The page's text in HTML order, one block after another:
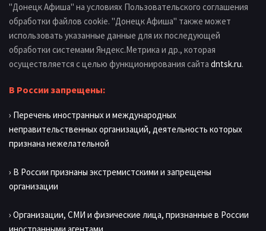
"Донецк Афиша" на условиях Пользовательского соглашения
обработки файлов cookie. "Донецк Афиша" также может
использовать указанные данные для их последующей
обработки системами Яндекс.Метрика и др., которая
осуществляется с целью функционирования сайта dntsk.ru.
В России запрещены:
› Перечень иностранных и международных
неправительственных организаций, деятельность которых
признана нежелательной
› В России признаны экстремистскими и запрещены
организации
› Организации, СМИ и физические лица, признанные в России